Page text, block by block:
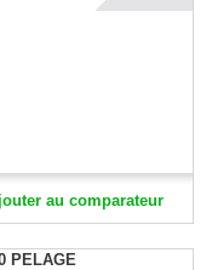
au comparateur
PELAGE